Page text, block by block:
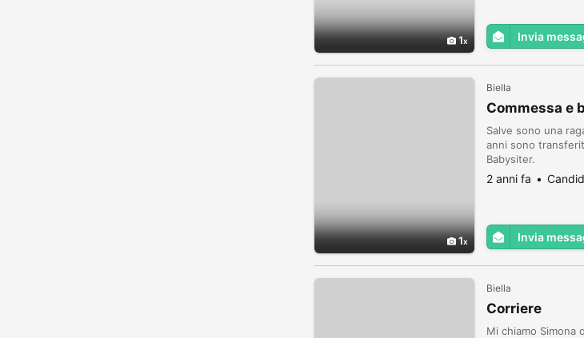
1 Invia
1
Biella
Commessa e
Salve sono una
anni sono
Babysiter.
2 anni fa
Invia
Biella
Corriere
Mi chiamo Simona